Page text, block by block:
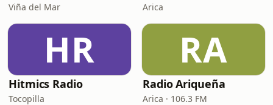
Viña del Mar Arica
HR
Hitmics Radio
Tocopilla
RA
Radio Ariqueña
Arica · 106.3 FM